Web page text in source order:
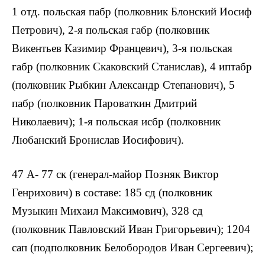
1 отд. польская пабр (полковник Блонский Иосиф
Петрович), 2-я польская габр (полковник
Викентьев Казимир Францевич), 3-я польская
габр (полковник Скаковский Станислав), 4 иптабр
(полковник Рыбкин Александр Степанович), 5
пабр (полковник Пароваткин Дмитрий
Николаевич); 1-я польская исбр (полковник
Любанский Бронислав Иосифович).
47 А- 77 ск (генерал-майор Позняк Виктор
Генрихович) в составе: 185 сд (полковник
Музыкин Михаил Максимович), 328 сд
(полковник Павловский Иван Григорьевич); 1204
сап (подполковник Белобородов Иван Сергеевич);